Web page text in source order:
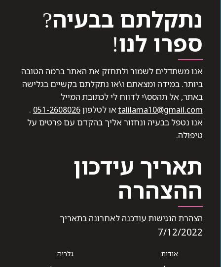
נתקלתם בבעיה?
ספרו לנו!
אנו משתדלים לשמור ולתחזק את האתר ברמה הטובה
ביותר. במידה ומצאתם ו\או נתקלתם בקשיים בגלישה
באתר, אל תהסס\י לדווח לי לכתובת המייל
talilama10@gmail.comאו לטלפון051-2608026
.
אנו נטפל בבעיה ונחזור אליך בהקדם עם פרטים על
טיפולה.
תאריך עידכון
ההצהרה
הצהרת הנגישות עודכנה לאחרונה בתאריך
7/12/2022
אודות
גלריה